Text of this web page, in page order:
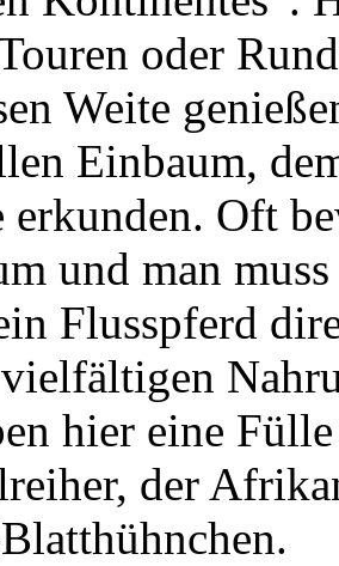
oder
Weite
Einbaum,
erkunden. Oft
und man
Flusspferd
hier eine
der